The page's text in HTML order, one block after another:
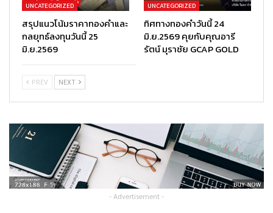
UNCATEGORIZED
สรุปแนวโน้มราคาทองคำและ
กลยุทธ์ลงทุนวันนี้ 25
มิ.ย.2569
UNCATEGORIZED
ทิศทางทองคำวันนี้ 24
มิ.ย.2569 คุยกับคุณอารี
รัตน์ มุราชัย GCAP GOLD
PREV NEXT
- Advertisement -